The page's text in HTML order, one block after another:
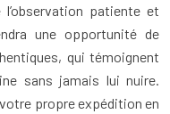
patiente et
une opportunité de
qui témoignent
sans jamais lui nuire.
propre expédition en